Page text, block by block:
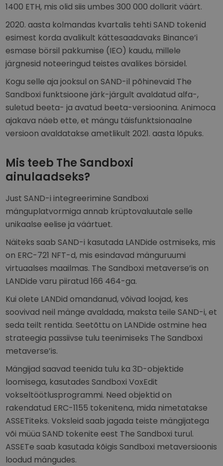
1400 ETH, mis olid siis umbes 300 000 dollarit väärt.
2020. aasta kolmandas kvartalis tehti SAND tokenid
esimest korda avalikult kättesaadavaks Binance’i
esmase börsil pakkumise (IEO) kaudu, millele
järgnesid noteeringud teistes avalikes börsidel.
Kogu selle aja jooksul on SAND-il põhinevaid The
Sandboxi funktsioone järk-järgult avaldatud alfa-,
suletud beeta- ja avatud beeta-versioonina. Animoca
ajakava näeb ette, et mängu täisfunktsionaalne
versioon avaldatakse ametlikult 2021. aasta lõpuks.
Mis teeb The Sandboxi
ainulaadseks?
Just SAND-i integreerimine Sandboxi
mänguplatvormiga annab krüptovaluutale selle
unikaalse eelise ja väärtuet.
Näiteks saab SAND-i kasutada LANDide ostmiseks, mis
on ERC-721 NFT-d, mis esindavad mänguruumi
virtuaalses maailmas. The Sandboxi metaverse’is on
LANDide varu piiratud 166 464-ga.
Kui olete LANDid omandanud, võivad loojad, kes
soovivad neil mänge avaldada, maksta teile SAND-i, et
seda teilt rentida. Seetõttu on LANDide ostmine hea
strateegia passiivse tulu teenimiseks The Sandboxi
metaverse’is.
Mängijad saavad teenida tulu ka 3D-objektide
loomisega, kasutades Sandboxi VoxEdit
vokseltöötlusprogrammi. Need objektid on
rakendatud ERC-1155 tokenitena, mida nimetatakse
ASSETiteks. Voksleid saab jagada teiste mängijatega
või müüa SAND tokenite eest The Sandboxi turul.
ASSETe saab kasutada kõigis Sandboxi metaversioonis
loodud mängudes.